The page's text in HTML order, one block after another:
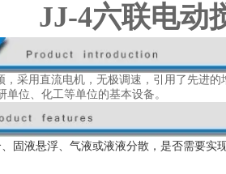
JJ-4六联电动
，采用直流电机，无极调速，引用了先进
位、化工等单位的基本设备。
固液悬浮、气液或液液分散，是否需要